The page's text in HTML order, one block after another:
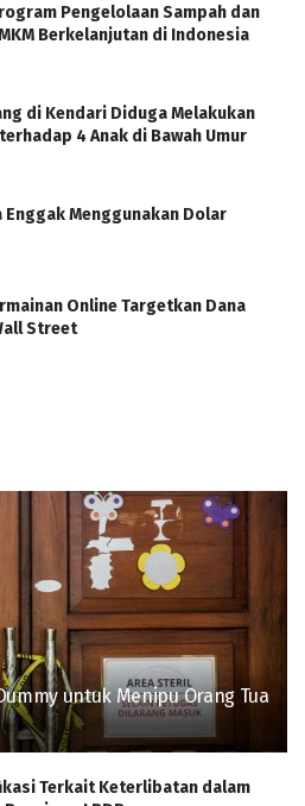
Pengelolaan Sampah dan
Berkelanjutan di Indonesia
di Kendari Diduga Melakukan
4 Anak di Bawah Umur
Enggak Menggunakan Dolar
Online Targetkan Dana
Street
untuk Menipu Orang Tua
Terkait Keterlibatan dalam